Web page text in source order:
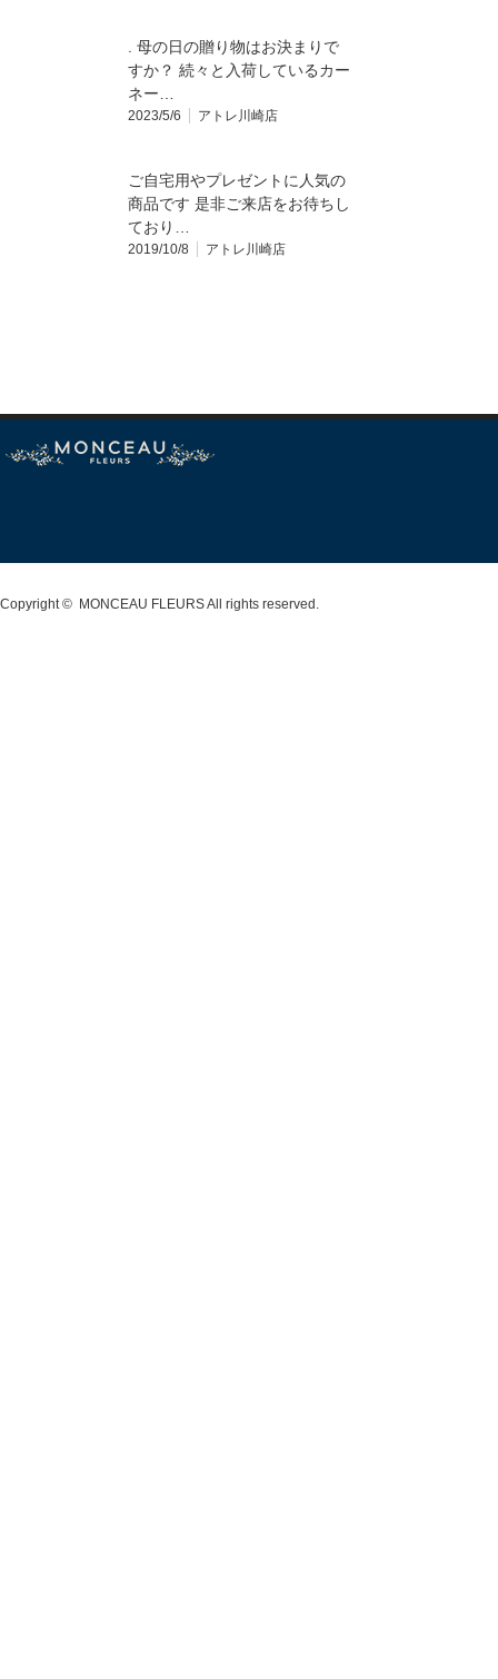
. 母の日の贈り物はお決まりで
すか？ 続々と入荷しているカー
ネー…
2023/5/6 アトレ川崎店
ご自宅用やプレゼントに人気の
商品です 是非ご来店をお待ちし
ており…
2019/10/8 アトレ川崎店
Copyright © MONCEAU FLEURSAll rights reserved.